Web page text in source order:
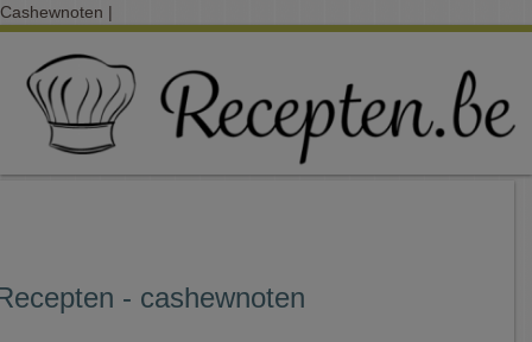
Cashewnoten |
- cashewnoten